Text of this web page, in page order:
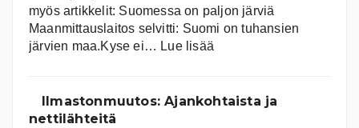
myös artikkelit: Suomessa on pal­jon jär­viä
Maanmittauslaitos selvitti: Suomi on tuhansien
järvien maa.Kyse ei… Lue lisää
ja
Ilmastonmuutos: Ajankohtaista ja
nettilähteitä